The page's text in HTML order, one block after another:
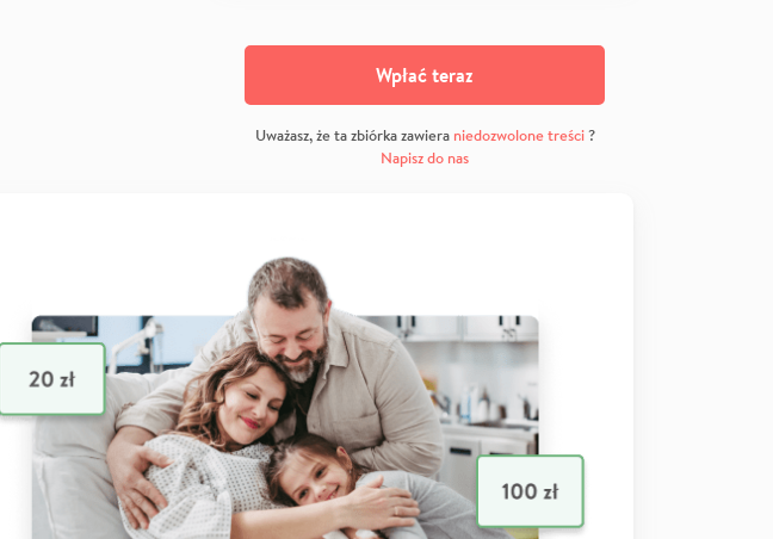
Wpłać teraz
Uważasz, że ta zbiórka zawiera niedozwolone treści?
Napisz do nas